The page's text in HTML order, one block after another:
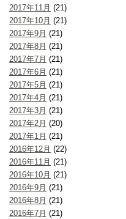
2017年11月 (21)
2017年10月 (21)
2017年9月 (21)
2017年8月 (21)
2017年7月 (21)
2017年6月 (21)
2017年5月 (21)
2017年4月 (21)
2017年3月 (21)
2017年2月 (20)
2017年1月 (21)
2016年12月 (22)
2016年11月 (21)
2016年10月 (21)
2016年9月 (21)
2016年8月 (21)
2016年7月 (21)